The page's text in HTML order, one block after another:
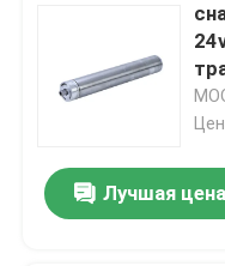
Видеозаписи
О нас
Лучшая цена